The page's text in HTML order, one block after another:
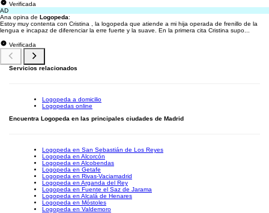
Verificada
AD
Ana opina de Logopeda:
Estoy muy contenta con Cristina , la logopeda que atiende a mi hija operada de frenillo de la
lengua e incapaz de diferenciar la erre fuerte y la suave. En la primera cita Cristina supo...
Verificada
Servicios relacionados
Logopeda a domicilio
Logopedas online
Encuentra Logopeda en las principales ciudades de Madrid
Logopeda en San Sebastián de Los Reyes
Logopeda en Alcorcón
Logopeda en Alcobendas
Logopeda en Getafe
Logopeda en Rivas-Vaciamadrid
Logopeda en Arganda del Rey
Logopeda en Fuente el Saz de Jarama
Logopeda en Alcalá de Henares
Logopeda en Móstoles
Logopeda en Valdemoro